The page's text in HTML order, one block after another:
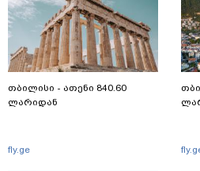
თბილისი - ათენი 840.60
ლარიდან
fly.ge